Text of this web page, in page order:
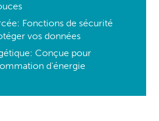
Fonctions de sécurité
vos données
Conçue pour
d'énergie